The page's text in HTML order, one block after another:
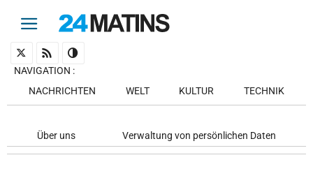
NAVIGATION :
NACHRICHTEN
WELT KULTUR TECHNIK
Über uns Verwaltung von persönlichen Daten